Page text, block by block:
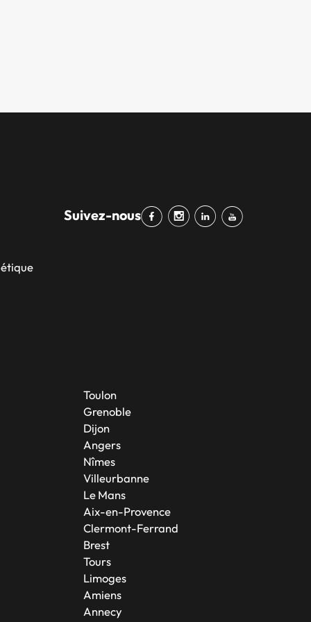
Suivez-nous
Toulon
Grenoble
Dijon
Angers
Nîmes
Villeurbanne
Le Mans
Aix-en-Provence
Clermont-Ferrand
Brest
Tours
Limoges
Amiens
Annecy